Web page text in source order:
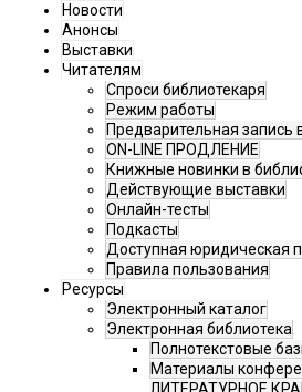
Новости
Анонсы
Выставки
Читателям
Спроси библиотекаря
Режим работы
Предварительная запись
ON-LINE ПРОДЛЕНИЕ
Книжные новинки в
Действующие выставки
Онлайн-тесты
Подкасты
Доступная юридическая
Правила пользования
Ресурсы
Электронный каталог
Электронная библиотека
Полнотекстовые
Материалы